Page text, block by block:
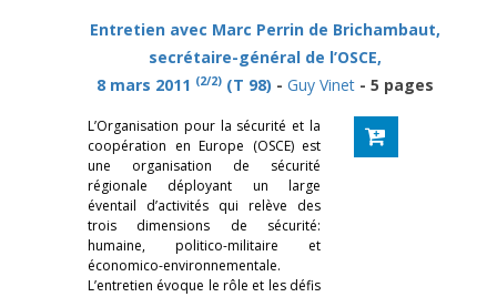
Entretien avec Marc Perrin de Brichambaut,
secrétaire-général de l’OSCE,
8 mars 2011 (2/2) (T 98) - Guy Vinet - 5 pages
L’Organisation pour la sécurité et la
coopération en Europe (OSCE) est
une organisation de sécurité
régionale déployant un large
éventail d’activités qui relève des
trois dimensions de sécurité:
humaine, politico-militaire et
économico-environnementale.
L’entretien évoque le rôle et les défis